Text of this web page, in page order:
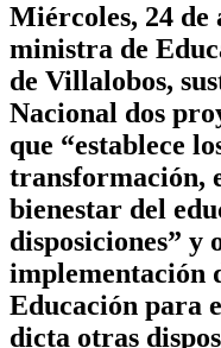
Miércoles, 24 de
ministra de
de Villalobos,
Nacional dos
que “establece
transformación,
bienestar del
disposiciones” y
implementación
Educación para
dicta otras